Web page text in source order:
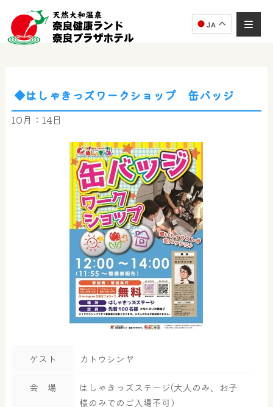
JA
◆はしゃきっズワークショップ 缶バッジ
10月：14日
ゲスト カトウシンヤ
会 場
はしゃきっズステージ(大人のみ、お子
様のみでのご入場不可）
奈良健康ランド AIコンシェルジュです。
ご質問をお伺いします。